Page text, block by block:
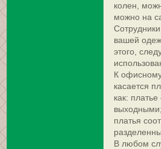
колен,
можно на
вашей
этого,
К
касается
как:
платья
В любом